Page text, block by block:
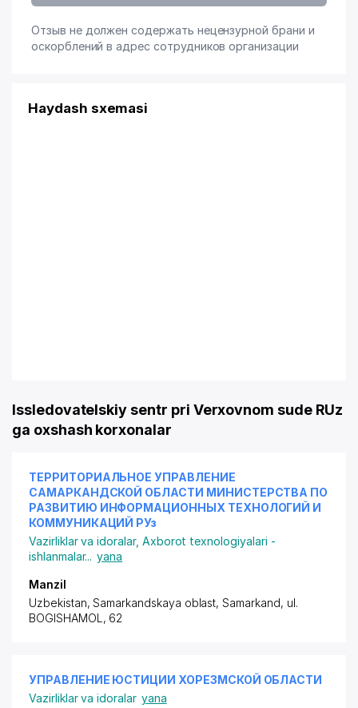
Отзыв не должен содержать нецензурной брани и
оскорблений в адрес сотрудников организации
Haydash sxemasi
Issledovatelskiy sentr pri Verxovnom sude RUz
ga oxshash korxonalar
ТЕРРИТОРИАЛЬНОЕ УПРАВЛЕНИЕ
САМАРКАНДСКОЙ ОБЛАСТИ МИНИСТЕРСТВА ПО
РАЗВИТИЮ ИНФОРМАЦИОННЫХ ТЕХНОЛОГИЙ И
КОММУНИКАЦИЙ РУз
Vazirliklar va idoralar, Axborot texnologiyalari -
ishlanmalar... yana
Manzil
Uzbekistan, Samarkandskaya oblast, Samarkand, ul.
BOGISHAMOL , 62
УПРАВЛЕНИЕ ЮСТИЦИИ ХОРЕЗМСКОЙ ОБЛАСТИ
Vazirliklar va idoralar yana